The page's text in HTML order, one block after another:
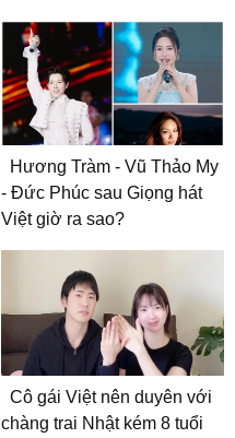
Hương Tràm - Vũ Thảo My
- Đức Phúc sau Giọng hát
Việt giờ ra sao?
Cô gái Việt nên duyên với
chàng trai Nhật kém 8 tuổi